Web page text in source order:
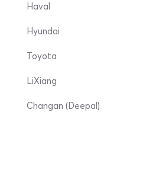
Haval
Hyundai
Toyota
LiXiang
Changan (Deepal)